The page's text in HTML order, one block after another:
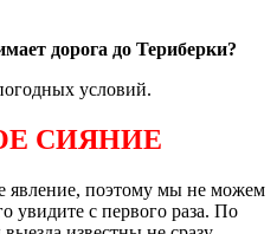
дорога до Териберки?
условий.
СИЯНИЕ
явление, поэтому мы не можем
увидите с первого раза. По